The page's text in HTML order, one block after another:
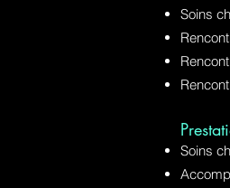
Soins
Soins